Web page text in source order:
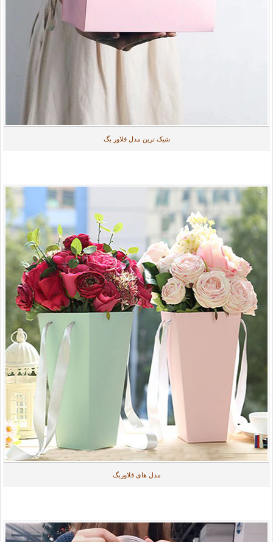
شیک ترین مدل فلاور بگ
مدل های فلاوربگ